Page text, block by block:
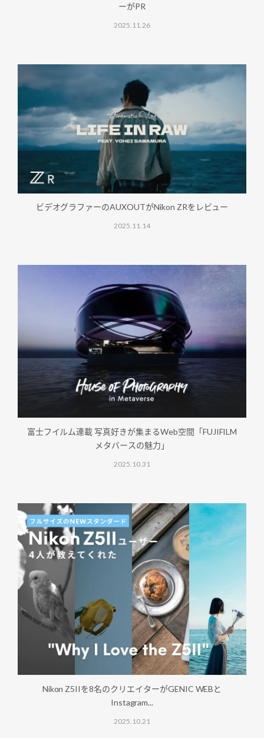
ーがPR
2025.11.26
ビデオグラファーのAUXOUTがNikon ZRをレビュー
2025.11.14
富士フイルム連載 写真好きが集まるWeb空間「FUJIFILM
メタバースの魅力」
2025.10.31
Nikon Z5IIを8名のクリエイターがGENIC WEBと
Instagram...
2025.10.21